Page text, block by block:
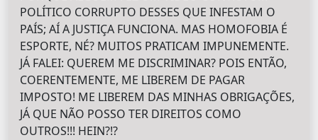
POLÍTICO CORRUPTO DESSES QUE INFESTAM O
PAÍS; AÍ A JUSTIÇA FUNCIONA. MAS HOMOFOBIA É
ESPORTE, NÉ? MUITOS PRATICAM IMPUNEMENTE.
JÁ FALEI: QUEREM ME DISCRIMINAR? POIS ENTÃO,
COERENTEMENTE, ME LIBEREM DE PAGAR
IMPOSTO! ME LIBEREM DAS MINHAS OBRIGAÇÕES,
JÁ QUE NÃO POSSO TER DIREITOS COMO
OUTROS!!! HEIN?!?